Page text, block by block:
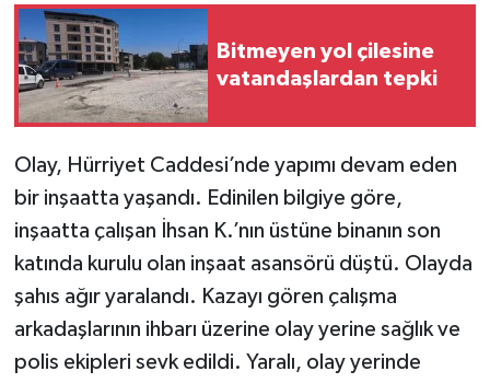
Bitmeyen yol çilesine
vatandaşlardan tepki
Olay, Hürriyet Caddesi’nde yapımı devam eden
bir inşaatta yaşandı. Edinilen bilgiye göre,
inşaatta çalışan İhsan K.’nın üstüne binanın son
katında kurulu olan inşaat asansörü düştü. Olayda
şahıs ağır yaralandı. Kazayı gören çalışma
arkadaşlarının ihbarı üzerine olay yerine sağlık ve
polis ekipleri sevk edildi. Yaralı, olay yerinde